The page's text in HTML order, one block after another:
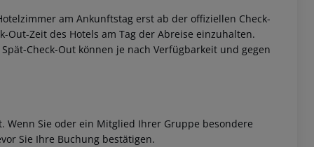
am Ankunftstag erst ab der offiziellen Check-
Out-Zeit des Hotels am Tag der Abreise einzuhalten.
Check-Out können je nach Verfügbarkeit und gegen
Sie oder ein Mitglied Ihrer Gruppe besondere
Sie Ihre Buchung bestätigen.